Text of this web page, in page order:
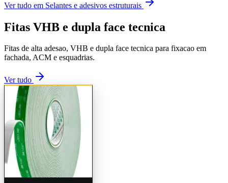
Ver tudo em Selantes e adesivos estruturais
Fitas VHB e dupla face tecnica
Fitas de alta adesao, VHB e dupla face tecnica para fixacao em
fachada, ACM e esquadrias.
Ver tudo